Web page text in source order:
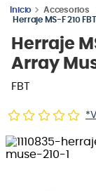
Accesorios
Herraje MS-F 210
Herraje
Array
FBT